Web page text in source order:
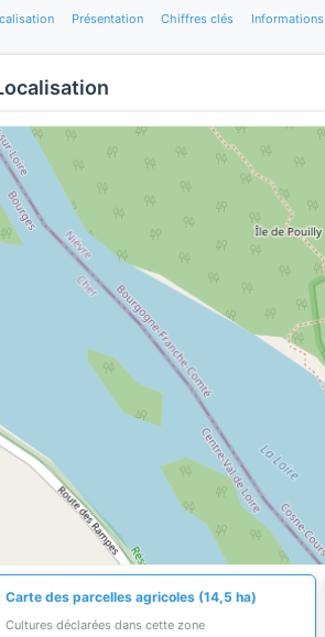
Présentation Chiffres clés Informations
Carte des parcelles agricoles (14,5 ha)
Cultures déclarées dans cette zone